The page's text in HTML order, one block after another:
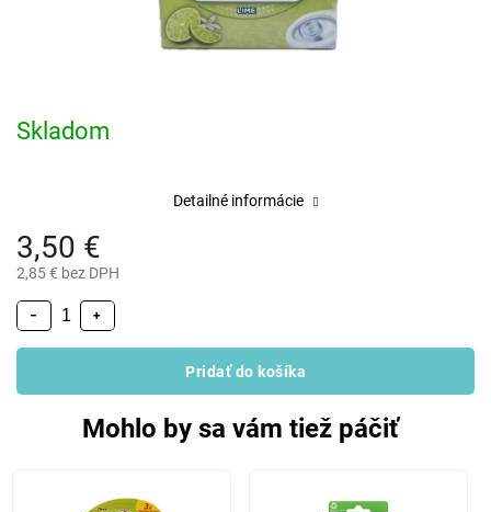
3,50 €
2,85 € bez DPH
Skladom
+
−
Pridať do košíka
Detailné informácie
Mohlo by sa vám tiež páčiť